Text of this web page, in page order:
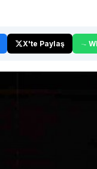
X'te Paylaş